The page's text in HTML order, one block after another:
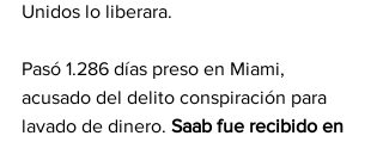
Unidos lo liberara.
Pasó 1.286 días preso en Miami,
acusado del delito conspiración para
lavado de dinero. Saab fue recibido en